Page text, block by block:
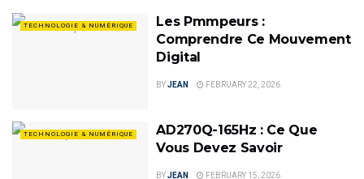
TECHNOLOGIE & NUMÉRIQUE
Les Pmmpeurs :
Comprendre Ce Mouvement
Digital
BYJEAN FEBRUARY 22, 2026
TECHNOLOGIE & NUMÉRIQUE
AD270Q-165Hz : Ce Que
Vous Devez Savoir
BYJEAN FEBRUARY 15, 2026